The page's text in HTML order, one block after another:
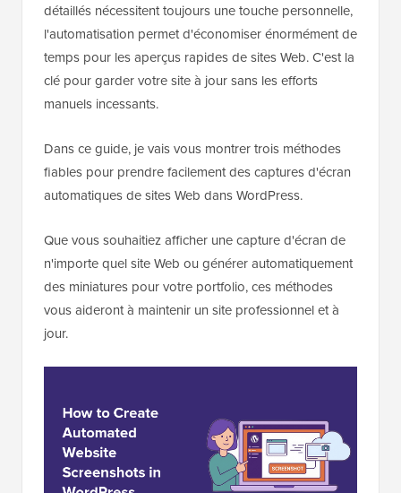
détaillés nécessitent toujours une touche personnelle,
l'automatisation permet d'économiser énormément de
temps pour les aperçus rapides de sites Web. C'est la
clé pour garder votre site à jour sans les efforts
manuels incessants.
Dans ce guide, je vais vous montrer trois méthodes
fiables pour prendre facilement des captures d'écran
automatiques de sites Web dans WordPress.
Que vous souhaitiez afficher une capture d'écran de
n'importe quel site Web ou générer automatiquement
des miniatures pour votre portfolio, ces méthodes
vous aideront à maintenir un site professionnel et à
jour.